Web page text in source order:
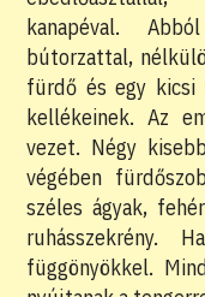
kanapéval.
bútorzattal,
fürdő és egy kicsi
kellékeinek. Az
vezet. Négy
végében
széles ágyak,
ruhásszekrény.
függönyökkel.